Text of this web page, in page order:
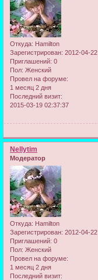
Откуда: Hamilton
Зарегистрирован: 2012-04-22
Приглашений: 0
Пол: Женский
Провел на форуме:
1 месяц 2 дня
Последний визит:
2015-03-19 02:37:37
Nellytim
Модератор
Откуда: Hamilton
Зарегистрирован: 2012-04-22
Приглашений: 0
Пол: Женский
Провел на форуме:
1 месяц 2 дня
Последний визит: